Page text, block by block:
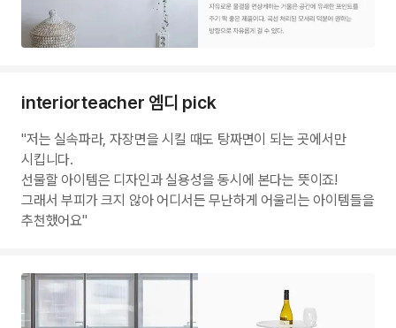
interiorteacher 엠디 pick
"저는 실속파라, 자장면을 시킬 때도 탕짜면이 되는 곳에서만
시킵니다.
선물할 아이템은 디자인과 실용성을 동시에 본다는 뜻이죠!
그래서 부피가 크지 않아 어디서든 무난하게 어울리는 아이템들을
추천했어요"